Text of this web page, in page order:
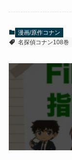
漫画/原作コナン
名探偵コナン108巻